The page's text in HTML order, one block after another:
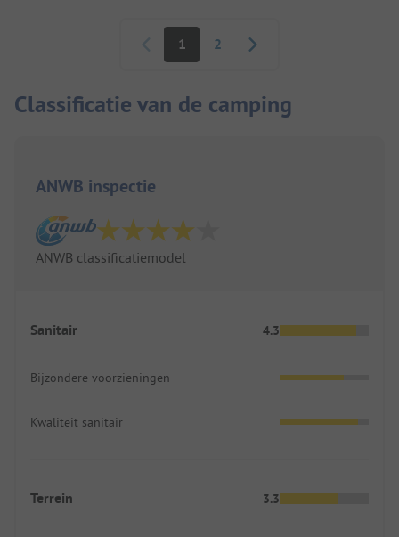
Paginering
1 2
Classificatie van de camping
ANWB inspectie
ANWB classificatiemodel
Sanitair 4.3
Bijzondere voorzieningen
Kwaliteit sanitair
Terrein 3.3